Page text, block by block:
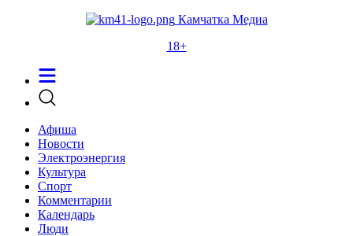
Камчатка Медиа
18+
Афиша
Новости
Электроэнергия
Культура
Спорт
Комментарии
Календарь
Люди